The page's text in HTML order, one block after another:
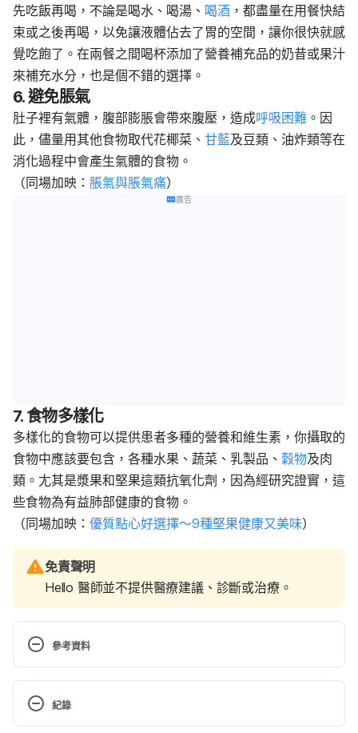
先吃飯再喝，不論是喝水、喝湯、 喝酒 ，都盡量在用餐快結
束或之後再喝，以免讓液體佔去了胃的空間，讓你很快就感
覺吃飽了。在兩餐之間喝杯添加了營養補充品的奶昔或果汁
來補充水分，也是個不錯的選擇。
6. 避免脹氣
肚子裡有氣體，腹部膨脹會帶來腹壓，造成呼吸困難 。因
此，儘量用其他食物取代花椰菜、 甘藍及豆類、油炸類等在
消化過程中會產生氣體的食物。
（同場加映： 脹氣與脹氣痛）
廣告
7. 食物多樣化
多樣化的食物可以提供患者多種的營養和維生素，你攝取的
食物中應該要包含，各種水果、蔬菜、乳製品、 穀物及肉
類。尢其是漿果和堅果這類抗氧化劑，因為經研究證實，這
些食物為有益肺部健康的食物。
（同場加映： 優質點心好選擇～9種堅果健康又美味）
免責聲明
Hello 醫師並不提供醫療建議、診斷或治療。
參考資料
Slideshow: Energy-Boosting Foods for
COPD. http://www.webmd.com/lung/copd/ss/slides
how-energy-boosting-foods. Accessed January 19,
紀錄